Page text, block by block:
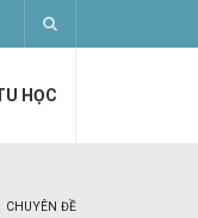
HỌC
CHUYÊN ĐỀ